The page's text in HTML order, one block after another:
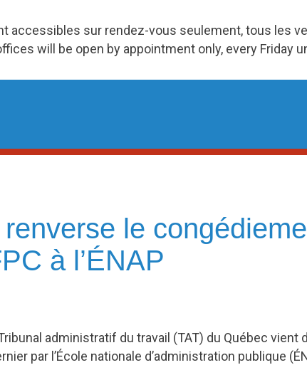
accessibles sur rendez-vous seulement, tous les
will be open by appointment only, every Friday
le
à l’ÉNAP
administratif du travail (TAT) du Québec vient
par l’École nationale d’administration publique